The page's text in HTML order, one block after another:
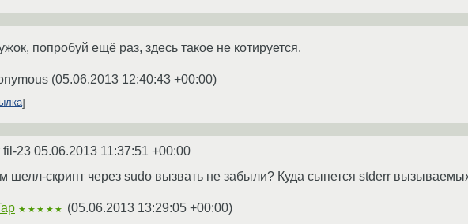
попробуй ещё раз, здесь такое не котируется.
(05.06.2013 12:40:43 +00:00)
fil-23 05.06.2013 11:37:51 +00:00
шелл-скрипт через sudo вызвать не забыли? Куда сыпется stderr
★★★★★ (05.06.2013 13:29:05 +00:00)